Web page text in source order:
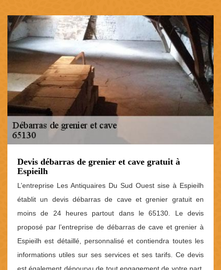
Devis débarras de grenier et cave gratuit à
Espieilh
L’entreprise Les Antiquaires Du Sud Ouest sise à Espieilh
établit un devis débarras de cave et grenier gratuit en
moins de 24 heures partout dans le 65130. Le devis
proposé par l’entreprise de débarras de cave et grenier à
Espieilh est détaillé, personnalisé et contiendra toutes les
informations utiles sur ses services et ses tarifs. Ce devis